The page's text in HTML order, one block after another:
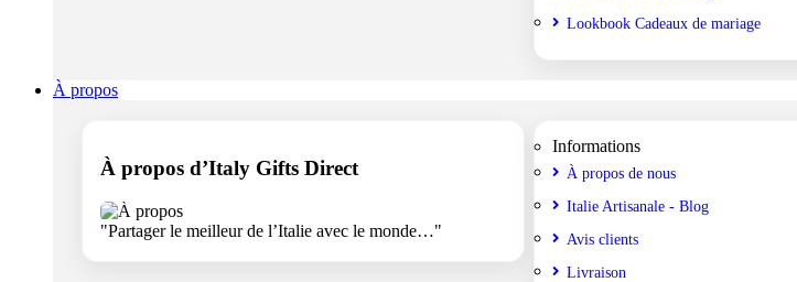
Lookbook Cadeaux de mariage
À propos
À propos d’Italy Gifts Direct
"Partager le meilleur de l’Italie avec le monde…"
Informations
À propos de nous
Italie Artisanale - Blog
Avis clients
Livraison